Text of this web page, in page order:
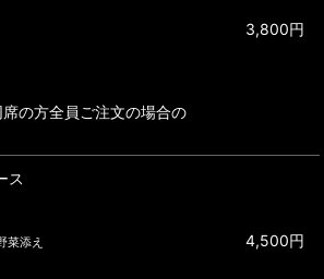
の方全員ご注文の場合の
3,800円
ス
菜添え
4,500円